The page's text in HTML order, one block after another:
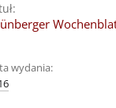
wydania: